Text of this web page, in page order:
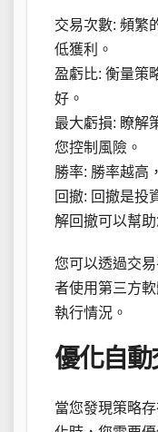
交易次數: 頻繁
低獲利。
盈虧比: 衡量策
好。
最大虧損: 瞭解
您控制風險。
勝率: 勝率越高
回撤: 回撤是投
解回撤可以幫
您可以透過交
者使用第三方
執行情況。
優化自
當您發現策略